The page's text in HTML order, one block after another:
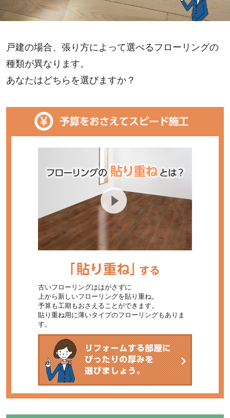
戸建の場合、張り方によって選べるフローリングの
種類が異なります。
あなたはどちらを選びますか？
古いフローリングははがさずに
上から新しいフローリングを貼り重ね。
予算も工期もおさえることができます。
貼り重ね用に薄いタイプのフローリングもありま
す。